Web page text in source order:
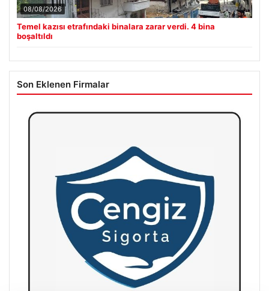
08/08/2026
Temel kazısı etrafındaki binalara zarar verdi. 4 bina
boşaltıldı
Son Eklenen Firmalar